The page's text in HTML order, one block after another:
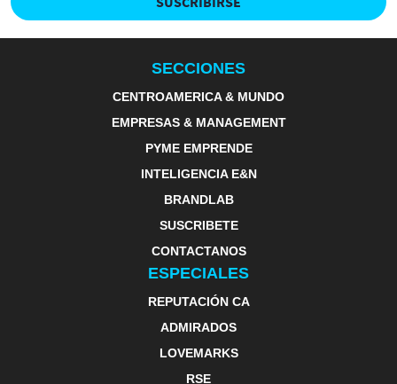
SECCIONES
CENTROAMERICA & MUNDO
EMPRESAS & MANAGEMENT
PYME EMPRENDE
INTELIGENCIA E&N
BRANDLAB
SUSCRIBETE
CONTACTANOS
ESPECIALES
REPUTACIÓN CA
ADMIRADOS
LOVEMARKS
RSE